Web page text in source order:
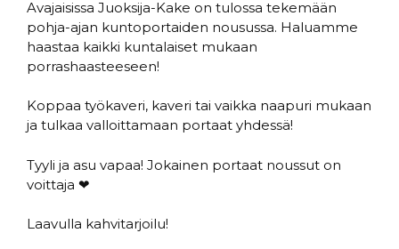
Avajaisissa Juoksija-Kake on tulossa tekemään
pohja-ajan kuntoportaiden nousussa. Haluamme
haastaa kaikki kuntalaiset mukaan
porrashaasteeseen!
Koppaa työkaveri, kaveri tai vaikka naapuri mukaan
ja tulkaa valloittamaan portaat yhdessä!
Tyyli ja asu vapaa! Jokainen portaat noussut on
voittaja ❤
Laavulla kahvitarjoilu!